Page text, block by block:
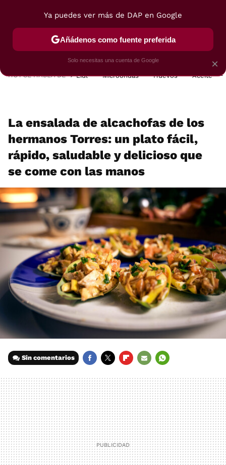
POSTRES VIAJES SELECCIÓN VEGUI
HOY SE HABLA DE Lidl Microondas Huevos Aceite
La ensalada de alcachofas de los
hermanos Torres: un plato fácil,
rápido, saludable y delicioso que
se come con las manos
Sin comentarios
MAIL
×
Ya puedes ver más de DAP en Google
Añádenos como fuente preferida
Solo necesitas una cuenta de Google